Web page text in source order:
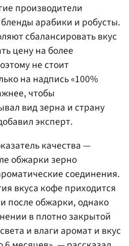
производители
арабики и робусты.
сбалансировать вкус
цену на более
не стоит
на надпись «100%
чтобы
вид зерна и страну
эксперт.
качества —
обжарки зерно
соединения.
вкуса кофе приходится
после обжарки, однако
в плотно закрытой
и влаги аромат и вкус